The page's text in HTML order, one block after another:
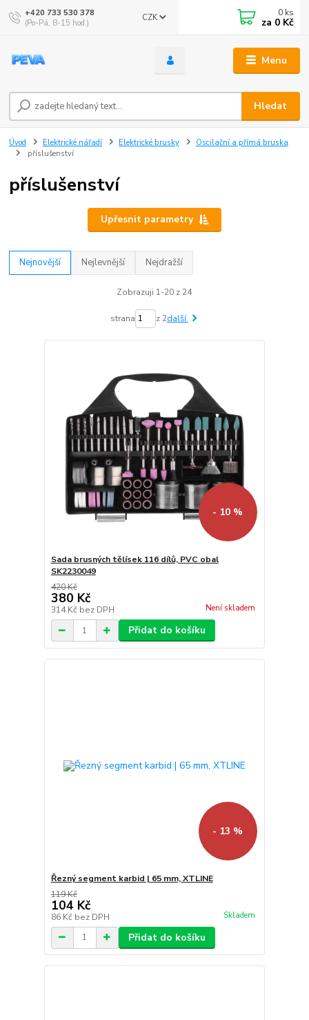
Menu
CZK
Hledat
+420 733 530 378
(Po-Pá, 8-15 hod.)
0 ks
za 0 Kč
Úvod Elektrické nářadí Elektrické brusky
Oscilační a přímá bruska
příslušenství
příslušenství
Upřesnit parametry
Nejnovější Nejlevnější Nejdražší
Zobrazuji 1-20 z 24
strana z 2další
- 10 %
Sada brusných tělísek 116 dílů, PVC obal
SK2230049
420 Kč
380 Kč
314 Kč bez DPH Není skladem
Přidat do košíku
- 13 %
Řezný segment karbid | 65 mm, XTLINE
119 Kč
104 Kč
86 Kč bez DPH Skladem
Přidat do košíku